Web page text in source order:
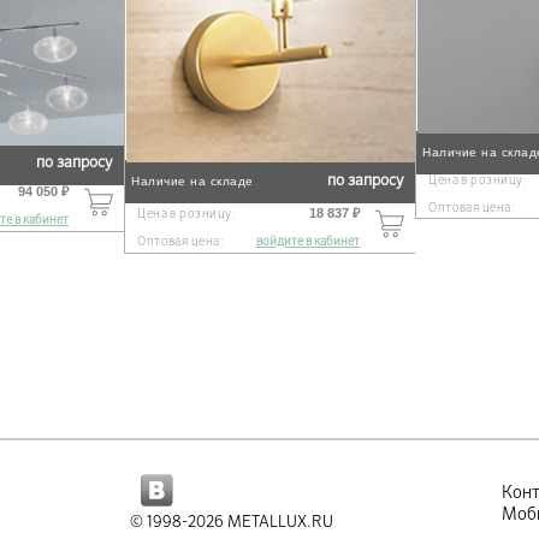
по запросу
94 050 ₽
в кабинет
Наличие на складе по запросу
Цена в розницу: 18 837 ₽
Оптовая цена: войдите в кабинет
Наличие на
Цена в розницу:
Оптовая цена:
© 1998-2026 METALLUX.RU